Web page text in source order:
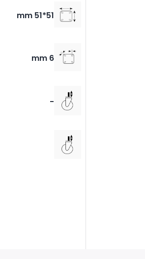
51*51 mm
6 mm
-